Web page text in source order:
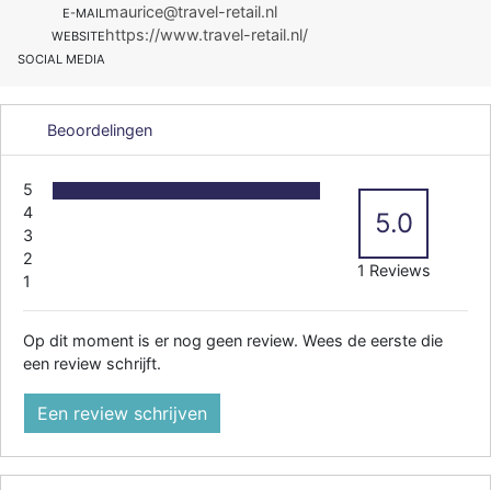
E-MAILmaurice@travel-retail.nl
WEBSITEhttps://www.travel-retail.nl/
SOCIAL MEDIA
Beoordelingen
5
4
3
2
1
5.0
1 Reviews
Op dit moment is er nog geen review. Wees de eerste die
een review schrijft.
Een review schrijven